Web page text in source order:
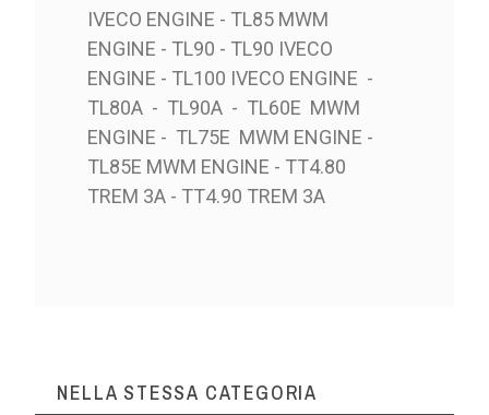
IVECO ENGINE - TL85 MWM
ENGINE - TL90 - TL90 IVECO
ENGINE - TL100 IVECO ENGINE -
TL80A - TL90A - TL60E MWM
ENGINE - TL75E MWM ENGINE -
TL85E MWM ENGINE - TT4.80
TREM 3A - TT4.90 TREM 3A
NELLA STESSA CATEGORIA